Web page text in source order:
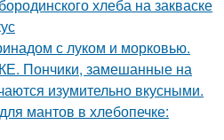
хлеба на закваске
с луком и морковью.
Пончики, замешанные на
изумительно вкусными.
мантов в хлебопечке: